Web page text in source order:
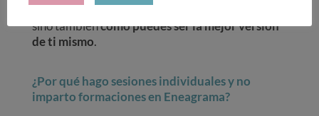
sino tambiéncómo puedes ser la mejor versión
de ti mismo.
¿Por qué hago sesiones individuales y no
imparto formaciones en Eneagrama?